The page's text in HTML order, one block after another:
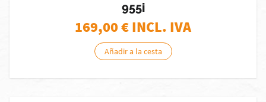
955i
169,00€ INCL. IVA
Añadir a la cesta